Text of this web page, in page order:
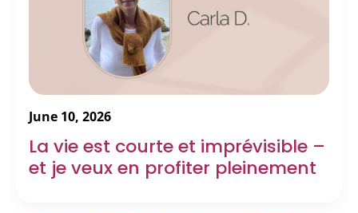
June 10, 2026
La vie est courte et imprévisible –
et je veux en profiter pleinement